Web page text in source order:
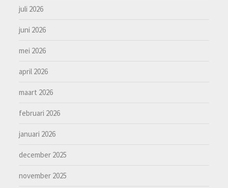
juli 2026
juni 2026
mei 2026
april 2026
maart 2026
februari 2026
januari 2026
december 2025
november 2025